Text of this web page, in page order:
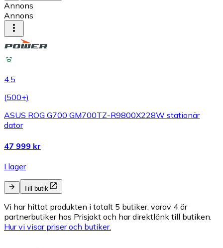
Annons
Annons
4.5
(500+)
ASUS ROG G700 GM700TZ-R9800X228W stationär
dator
47 999 kr
I lager
Till butik
Vi har hittat produkten i totalt 5 butiker, varav 4 är
partnerbutiker hos Prisjakt och har direktlänk till butiken.
Hur vi visar priser och butiker.